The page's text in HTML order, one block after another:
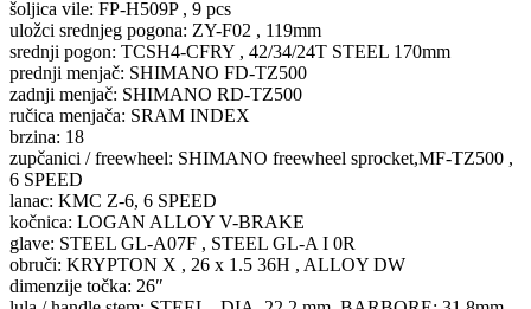
šoljica vile: FP-H509P , 9 pcs
uložci srednjeg pogona: ZY-F02 , 119mm
srednji pogon: TCSH4-CFRY , 42/34/24T STEEL 170mm
prednji menjač: SHIMANO FD-TZ500
zadnji menjač: SHIMANO RD-TZ500
ručica menjača: SRAM INDEX
brzina: 18
zupčanici / freewheel: SHIMANO freewheel sprocket,MF-TZ500 ,
6 SPEED
lanac: KMC Z-6, 6 SPEED
kočnica: LOGAN ALLOY V-BRAKE
glave: STEEL GL-A07F , STEEL GL-A I 0R
obruči: KRYPTON X , 26 x 1.5 36H , ALLOY DW
dimenzije točka: 26″